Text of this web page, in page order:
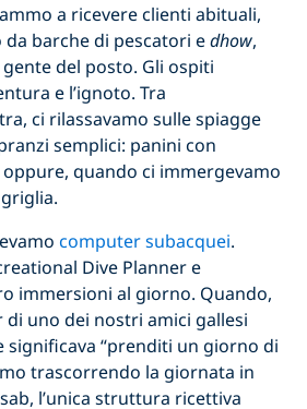
a ricevere clienti abituali,
barche di pescatori edhow,
del posto. Gli ospiti
e l’ignoto. Tra
ci rilassavamo sulle spiagge
semplici: panini con
quando ci immergevamo
computer subacquei.
Dive Planner e
immersioni al giorno. Quando,
uno dei nostri amici gallesi
significava “prenditi un giorno di
trascorrendo la giornata in
l’unica struttura ricettiva